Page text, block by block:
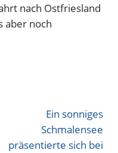
nach Ostfriesland
aber noch
Ein sonniges
Schmalensee
präsentierte sich bei